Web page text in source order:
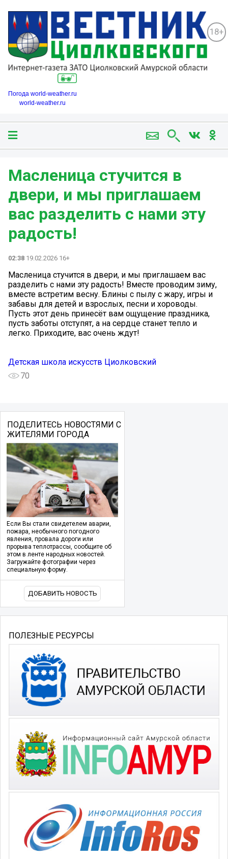
18+
Погода world-weather.ru
world-weather.ru
Масленица стучится в
двери, и мы приглашаем
вас разделить с нами эту
радость!
02:38 19.02.2026 16+
Масленица стучится в двери, и мы приглашаем вас
разделить с нами эту радость! Вместе проводим зиму,
вместе встретим весну. Блины с пылу с жару, игры и
забавы для детей и взрослых, песни и хороводы.
Пусть этот день принесёт вам ощущение праздника,
пусть заботы отступят, а на сердце станет тепло и
легко. Приходите, вас очень ждут!
Детская школа искусств Циолковский
70
ПОДЕЛИТЕСЬ НОВОСТЯМИ С
ЖИТЕЛЯМИ ГОРОДА
Если Вы стали свидетелем аварии,
пожара, необычного погодного
явления, провала дороги или
прорыва теплотрассы, сообщите об
этом в ленте народных новостей.
Загружайте фотографии через
специальную форму.
ДОБАВИТЬ НОВОСТЬ
ПОЛЕЗНЫЕ РЕСУРСЫ